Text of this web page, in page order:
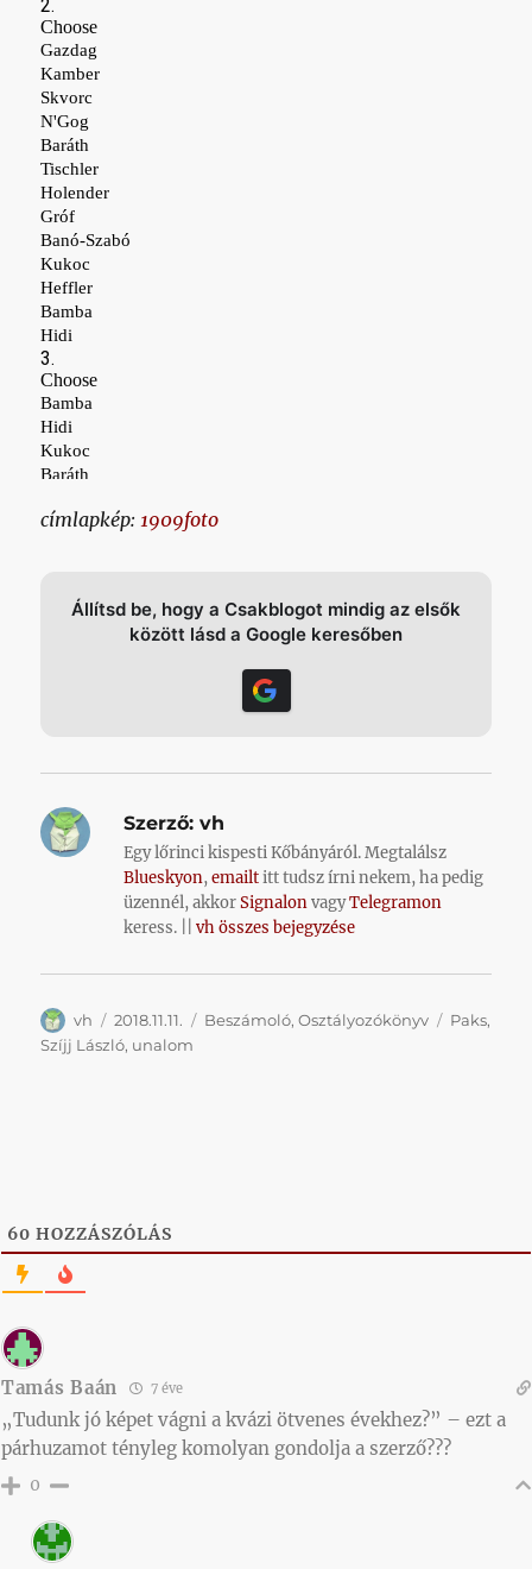
címlapkép: 1909foto
Állítsd be, hogy a Csakblogot mindig az elsők
között lásd a Google keresőben
Szerző: vh
Egy lőrinci kispesti Kőbányáról. Megtalálsz
Blueskyon,emailtitt tudsz írni nekem, ha pedig
üzennél, akkorSignalonvagyTelegramon
keress. ||vh összes bejegyzése
Szerző
vh Közzétéve
2018.11.11. Kategória
Beszámoló,Osztályozókönyv Címke
Paks,
Szíjj László, unalom
60 HOZZÁSZÓLÁS
Tamás Baán 7 éve
„Tudunk jó képet vágni a kvázi ötvenes évekhez?” – ezt a
párhuzamot tényleg komolyan gondolja a szerző???
0